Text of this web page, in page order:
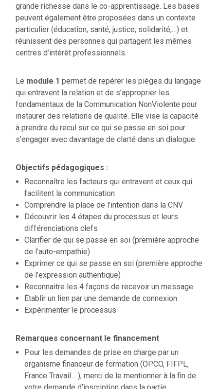
grande richesse dans le co-apprentissage. Les bases
peuvent également être proposées dans un contexte
particulier (éducation, santé, justice, solidarité,…) et
réunissent des personnes qui partagent les mêmes
centres d’intérêt professionnels.
Le module 1 permet de repérer les pièges du langage
qui entravent la relation et de s’approprier les
fondamentaux de la Communication NonViolente pour
instaurer des relations de qualité. Elle vise la capacité
à prendre du recul sur ce qui se passe en soi pour
s’engager avec davantage de clarté dans un dialogue.
Objectifs pédagogiques :
Reconnaître les facteurs qui entravent et ceux qui
facilitent la communication
Comprendre la place de l’intention dans la CNV
Découvrir les 4 étapes du processus et leurs
différenciations clefs
Clarifier de qui se passe en soi (première approche
de l’auto-empathie)
Exprimer ce qui se passe en soi (première approche
de l’expression authentique)
Reconnaitre les 4 façons de recevoir un message
Établir un lien par une demande de connexion
Expérimenter le processus
Remarques concernant le financement
Pour les demandes de prise en charge par un
organisme financeur de formation (OPCO, FIFPL,
France Travail …), merci de le mentionner à la fin de